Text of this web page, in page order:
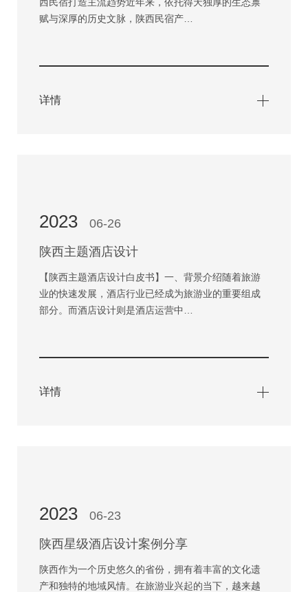
赋与深厚的历史文脉，陕西民宿产…
详情
2023 06-26
陕西主题酒店设计
【陕西主题酒店设计白皮书】一、背景介绍随着旅游
业的快速发展，酒店行业已经成为旅游业的重要组成
部分。而酒店设计则是酒店运营中…
详情
2023 06-23
陕西星级酒店设计案例分享
陕西作为一个历史悠久的省份，拥有着丰富的文化遗
产和独特的地域风情。在旅游业兴起的当下，越来越